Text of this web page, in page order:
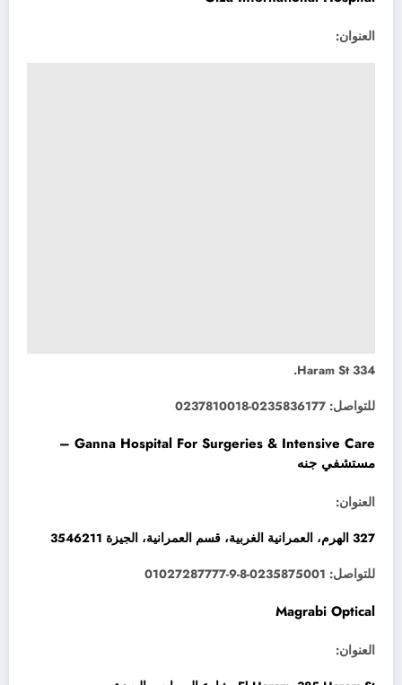
العنوان:
334 Haram St.
للتواصل: 0235836177-0237810018
Ganna Hospital For Surgeries & Intensive Care –
مستشفي جنه
العنوان:
327 الهرم، العمرانية الغربية، قسم العمرانية، الجيزة 3546211
للتواصل: 0235875001-8-9-01027287777
Magrabi Optical
العنوان: